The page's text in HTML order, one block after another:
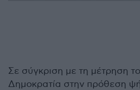
Σε σύγκριση με τη μέτρηση
Δημοκρατία στην πρόθεση